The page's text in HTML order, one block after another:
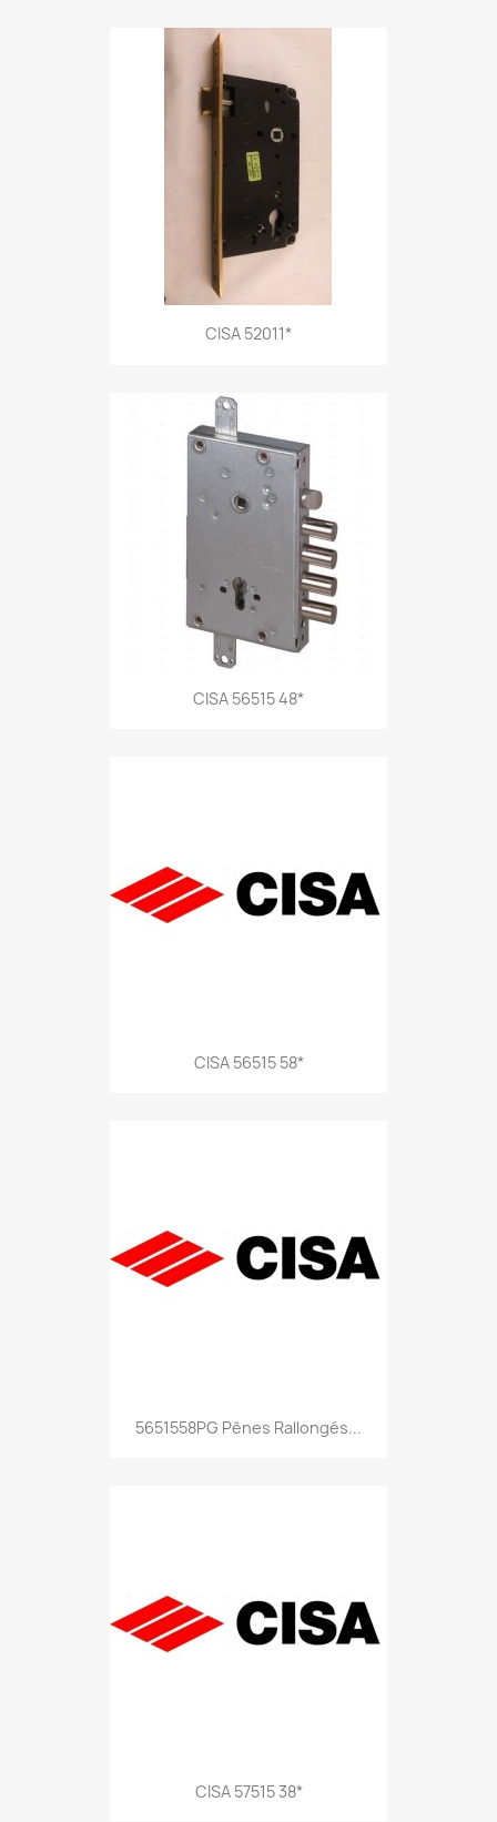
CISA 52011*
CISA 56515 48*
CISA 56515 58*
5651558PG Pênes Rallongés...
CISA 57515 38*